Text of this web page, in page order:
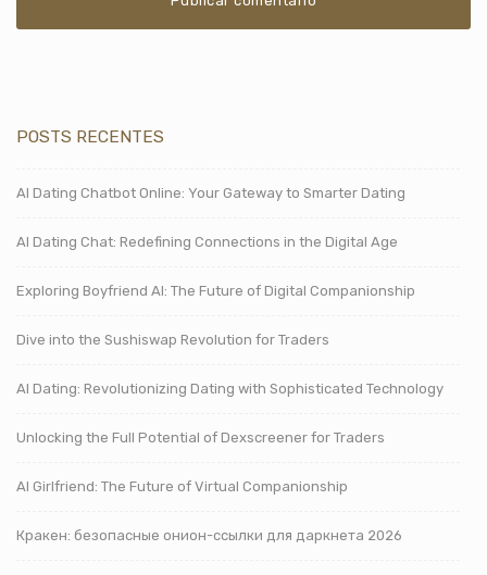
POSTS RECENTES
AI Dating Chatbot Online: Your Gateway to Smarter Dating
AI Dating Chat: Redefining Connections in the Digital Age
Exploring Boyfriend AI: The Future of Digital Companionship
Dive into the Sushiswap Revolution for Traders
AI Dating: Revolutionizing Dating with Sophisticated Technology
Unlocking the Full Potential of Dexscreener for Traders
AI Girlfriend: The Future of Virtual Companionship
Кракен: безопасные онион-ссылки для даркнета 2026